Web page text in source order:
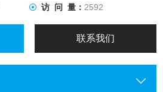
访 问 量： 2592
联系我们